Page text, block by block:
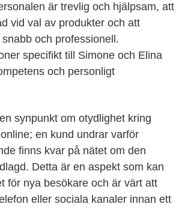
är trevlig och hjälpsam, att
vid val av produkter och att
och professionell.
specifikt till Simone och Elina
och personligt
synpunkt om otydlighet kring
en kund undrar varför
finns kvar på nätet om den
Detta är en aspekt som kan
för nya besökare och är värt att
eller sociala kanaler innan ett